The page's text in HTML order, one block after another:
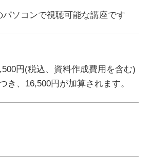
ソコンで視聴可能な講座です
円(税込、資料作成費用を含む)
き、16,500円が加算されます。